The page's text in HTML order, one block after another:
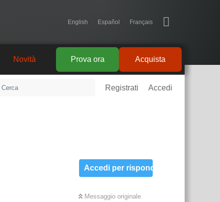
English Español Français
Acquista
Prova ora
Novità
Registrati Accedi
Accedi per rispondere
Messaggio originale